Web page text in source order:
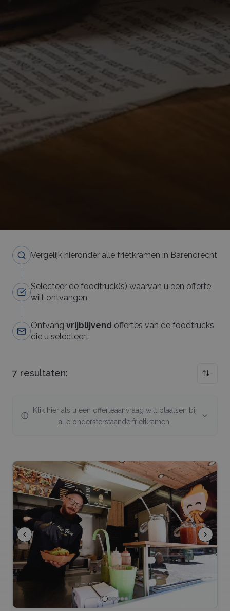
Vergelijk hieronder alle frietkramen in Barendrecht
Selecteer de foodtruck(s) waarvan u een offerte
wilt ontvangen
Ontvang vrijblijvend offertes van de foodtrucks
die u selecteert
7 resultaten:
ⓘ
Klik hier als u een offerteaanvraag wilt plaatsen bij
alle ondersterstaande frietkramen